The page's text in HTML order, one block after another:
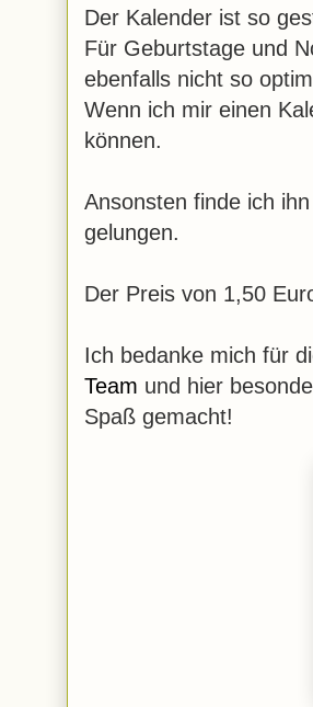
Der Kalender ist so
Für Geburtstage und
ebenfalls nicht so
Wenn ich mir einen
können.
Ansonsten finde ich
gelungen.
Der Preis von 1,50
Ich bedanke mich für
Team und hier
Spaß gemacht!